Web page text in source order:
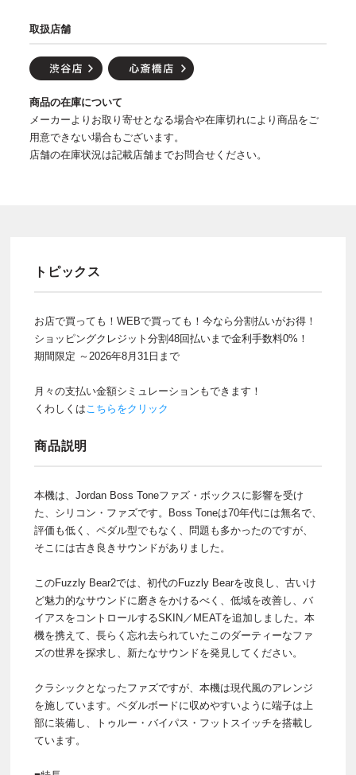
取扱店舗
商品の在庫について
メーカーよりお取り寄せとなる場合や在庫切れにより商品をご
用意できない場合もございます。
店舗の在庫状況は記載店舗までお問合せください。
トピックス
お店で買っても！WEBで買っても！今なら分割払いがお得！
ショッピングクレジット分割48回払いまで金利手数料0%！
期間限定 ～2026年8月31日まで
月々の支払い金額シミュレーションもできます！
くわしくはこちらをクリック
商品説明
本機は、Jordan Boss Toneファズ・ボックスに影響を受け
た、シリコン・ファズです。Boss Toneは70年代には無名で、
評価も低く、ペダル型でもなく、問題も多かったのですが、
そこには古き良きサウンドがありました。
このFuzzly Bear2では、初代のFuzzly Bearを改良し、古いけ
ど魅力的なサウンドに磨きをかけるべく、低域を改善し、バ
イアスをコントロールするSKIN／MEATを追加しました。本
機を携えて、長らく忘れ去られていたこのダーティーなファ
ズの世界を探求し、新たなサウンドを発見してください。
クラシックとなったファズですが、本機は現代風のアレンジ
を施しています。ペダルボードに収めやすいように端子は上
部に装備し、トゥルー・バイパス・フットスイッチを搭載し
ています。